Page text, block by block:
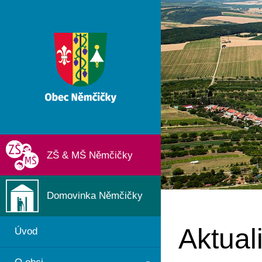
ZŠ & MŠ Němčičky
Domovinka Němčičky
Úvod